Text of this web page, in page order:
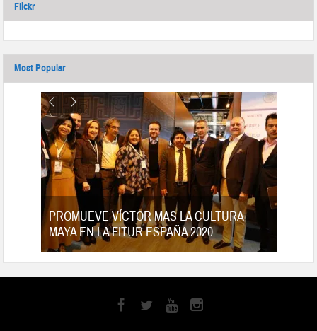
Flickr
Most Popular
PROMUEVE VÍCTOR MAS LA CULTURA
MAYA EN LA FITUR ESPAÑA 2020